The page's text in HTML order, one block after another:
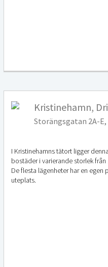
Kristinehamn,
Storängsgatan 2A-
I Kristinehamns tätort ligger
bostäder i varierande storlek från
De flesta lägenheter har en egen
uteplats.